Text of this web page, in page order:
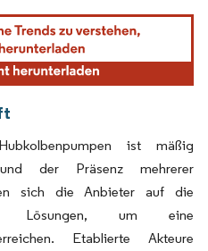
erfordert Namensnennung gemäß
ist mäßig
der Präsenz mehrerer
sich die Anbieter auf die
Lösungen, um eine
Etablierte Akteure